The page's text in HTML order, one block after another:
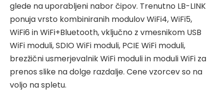
glede na uporabljeni nabor čipov. Trenutno LB-LINK
ponuja vrsto kombiniranih modulov WiFi4, WiFi5,
WiFi6 in WiFi+Bluetooth, vključno z vmesnikom USB
WiFi moduli, SDIO WiFi moduli, PCIE WiFi moduli,
brezžični usmerjevalnik WiFi moduli in moduli WiFi za
prenos slike na dolge razdalje. Cene vzorcev so na
voljo na spletu.